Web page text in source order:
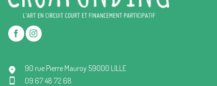
90 rue Pierre Mauroy 59000 LILLE
09 67 48 72 68